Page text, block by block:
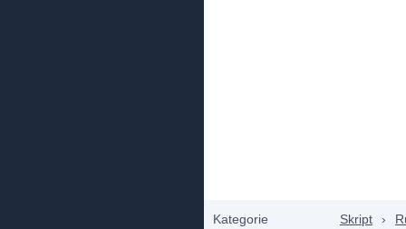
Kategorie Skript ›